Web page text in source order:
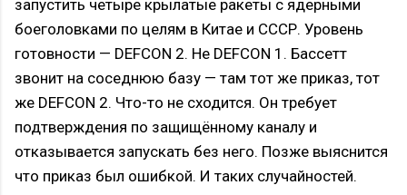
запустить четыре крылатые ракеты с ядерными
боеголовками по целям в Китае и СССР. Уровень
готовности — DEFCON 2. Не DEFCON 1. Бассетт
звонит на соседнюю базу — там тот же приказ, тот
же DEFCON 2. Что-то не сходится. Он требует
подтверждения по защищённому каналу и
отказывается запускать без него. Позже выяснится
что приказ был ошибкой. И таких случайностей.